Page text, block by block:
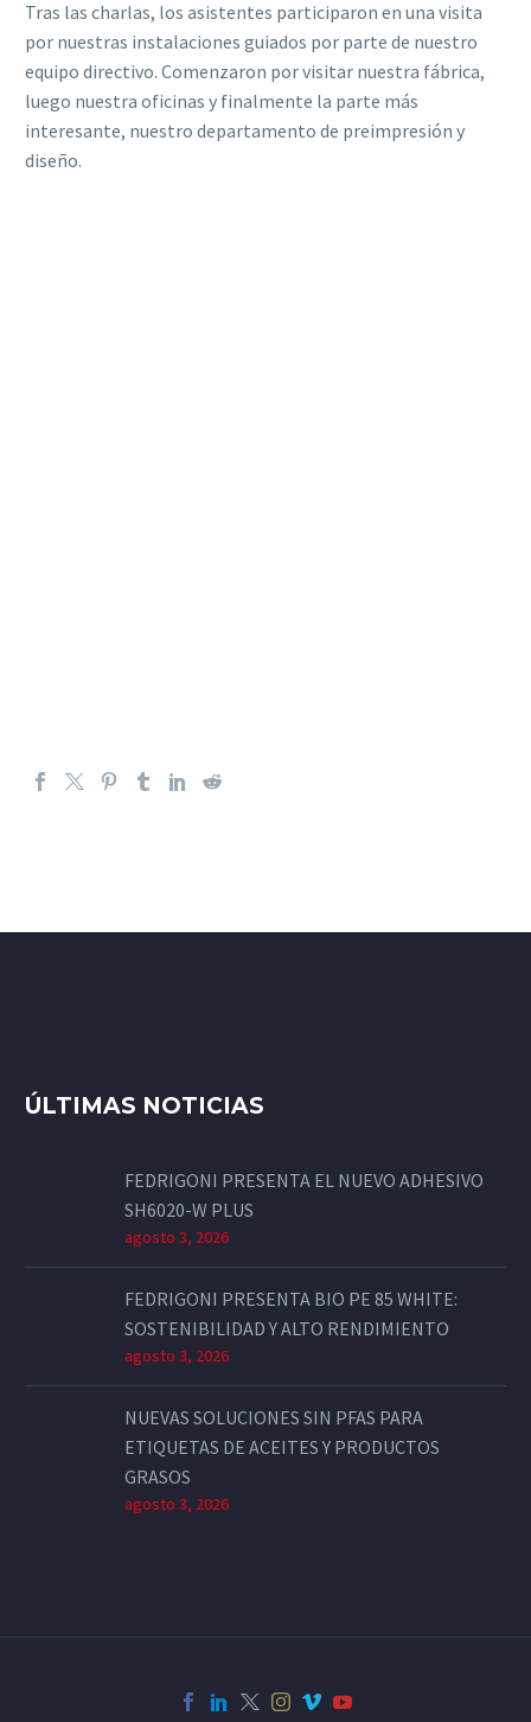
Tras las charlas, los asistentes participaron en una visita
por nuestras instalaciones guiados por parte de nuestro
equipo directivo. Comenzaron por visitar nuestra fábrica,
luego nuestra oficinas y finalmente la parte más
interesante, nuestro departamento de preimpresión y
diseño.
ÚLTIMAS NOTICIAS
FEDRIGONI PRESENTA EL NUEVO ADHESIVO
SH6020-W PLUS
agosto 3, 2026
FEDRIGONI PRESENTA BIO PE 85 WHITE:
SOSTENIBILIDAD Y ALTO RENDIMIENTO
agosto 3, 2026
NUEVAS SOLUCIONES SIN PFAS PARA
ETIQUETAS DE ACEITES Y PRODUCTOS
GRASOS
agosto 3, 2026